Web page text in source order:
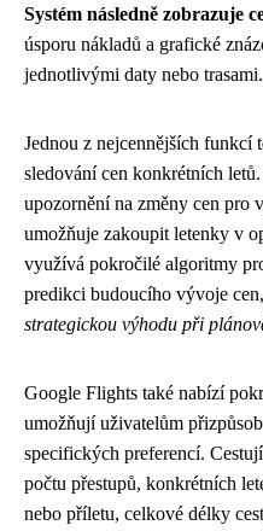
Systém následně zobrazuje
úsporu nákladů a grafické
jednotlivými daty nebo trasami.
Jednou z nejcennějších funkcí
sledování cen konkrétních
upozornění na změny cen pro
umožňuje zakoupit letenky v
využívá pokročilé algoritmy
predikci budoucího vývoje cen,
strategickou výhodu při
Google Flights také nabízí
umožňují uživatelům
specifických preferencí.
počtu přestupů, konkrétních
nebo příletu, celkové délky